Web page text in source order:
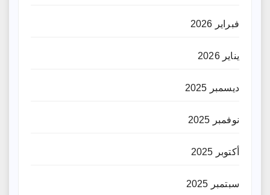
فبراير 2026
يناير 2026
ديسمبر 2025
نوفمبر 2025
أكتوبر 2025
سبتمبر 2025